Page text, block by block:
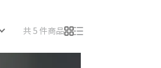
共 5 件商品